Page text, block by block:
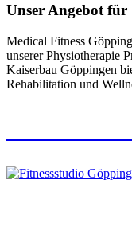
Unser Angebot für
Medical Fitness
unserer Physiotherapie
Kaiserbau Göppingen
Rehabilitation und